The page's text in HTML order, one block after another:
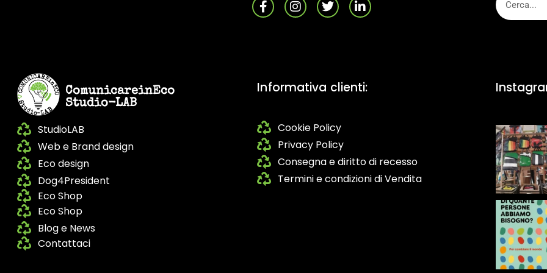
ComunicareinEco
Studio-LAB
StudioLAB
Web e Brand design
Eco design
Dog4President
Eco Shop
Eco Shop
Blog e News
Contattaci
Informativa clienti:
Cookie Policy
Privacy Policy
Consegna e diritto di recesso
Termini e condizioni di Vendita